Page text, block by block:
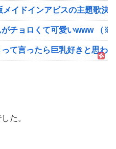
イドインアビスの主題歌決
チョロくて可愛いwww （※
て言ったら巨乳好きと思わ
た。